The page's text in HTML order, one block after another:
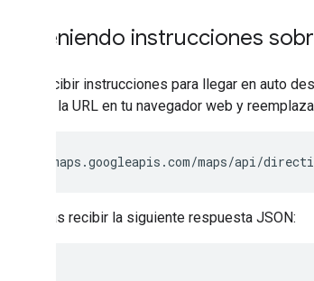
Obteniendo instrucciones
Para recibir instrucciones para llegar en auto
ingresa la URL en tu navegador web y reemplaza
https://maps.googleapis.com/maps/api/
Deberías recibir la siguiente respuesta JSON: